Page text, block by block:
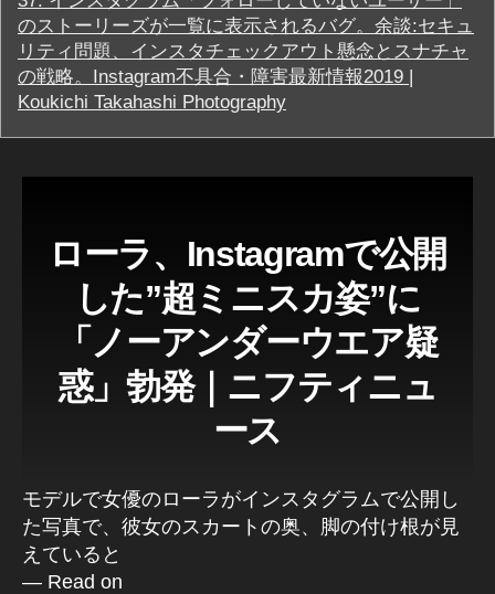
のストーリーズが一覧に表示されるバグ。余談:セキュ
リティ問題、インスタチェックアウト懸念とスナチャ
の戦略。Instagram不具合・障害最新情報2019 |
Koukichi Takahashi Photography
ローラ、Instagramで公開
した”超ミニスカ姿”に
「ノーアンダーウエア疑
惑」勃発｜ニフティニュ
ース
モデルで女優のローラがインスタグラムで公開し
た写真で、彼女のスカートの奥、脚の付け根が見
えていると
— Read on